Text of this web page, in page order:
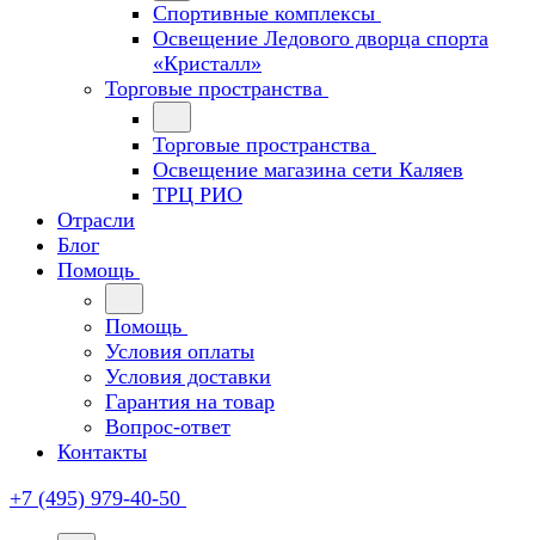
Спортивные комплексы
Освещение Ледового дворца спорта
«Кристалл»
Торговые пространства
Торговые пространства
Освещение магазина сети Каляев
ТРЦ РИО
Отрасли
Блог
Помощь
Помощь
Условия оплаты
Условия доставки
Гарантия на товар
Вопрос-ответ
Контакты
+7 (495) 979-40-50